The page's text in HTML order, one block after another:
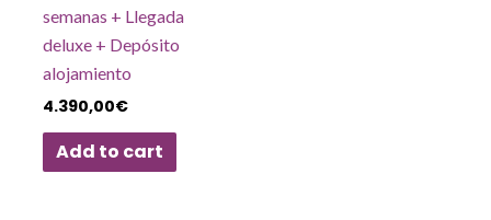
semanas + Llegada
deluxe + Depósito
alojamiento
4.390,00€
Add to cart